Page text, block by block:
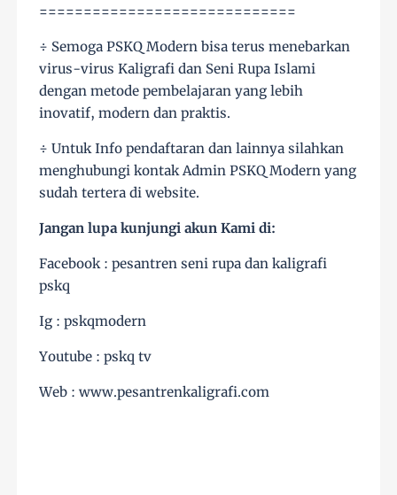
=============================
÷ Semoga PSKQ Modern bisa terus menebarkan
virus-virus Kaligrafi dan Seni Rupa Islami
dengan metode pembelajaran yang lebih
inovatif, modern dan praktis.
÷ Untuk Info pendaftaran dan lainnya silahkan
menghubungi kontak Admin PSKQ Modern yang
sudah tertera di website.
Jangan lupa kunjungi akun Kami di:
Facebook : pesantren seni rupa dan kaligrafi
pskq
Ig : pskqmodern
Youtube : pskq tv
Web : www.pesantrenkaligrafi.com